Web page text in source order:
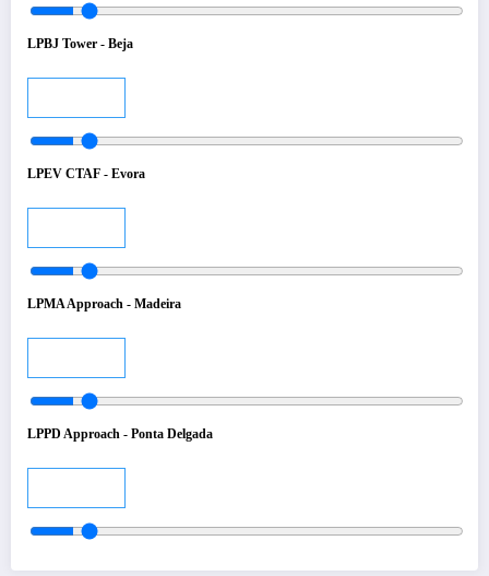
LPBJ Tower - Beja
LPEV CTAF - Evora
LPMA Approach - Madeira
LPPD Approach - Ponta Delgada